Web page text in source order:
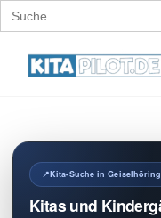
Search
for:
Kita-Suche in Geiselhöring
Kitas und